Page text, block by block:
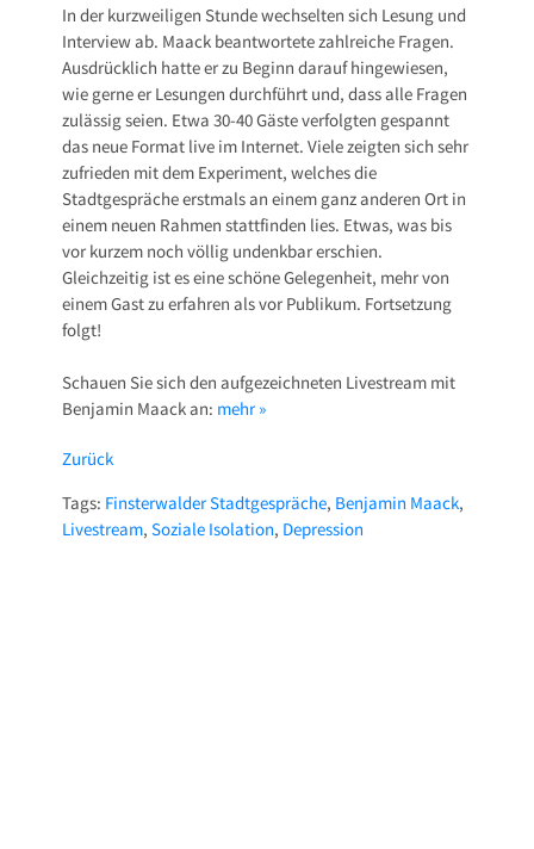
In der kurzweiligen Stunde wechselten sich Lesung und
Interview ab. Maack beantwortete zahlreiche Fragen.
Ausdrücklich hatte er zu Beginn darauf hingewiesen,
wie gerne er Lesungen durchführt und, dass alle Fragen
zulässig seien. Etwa 30-40 Gäste verfolgten gespannt
das neue Format live im Internet. Viele zeigten sich sehr
zufrieden mit dem Experiment, welches die
Stadtgespräche erstmals an einem ganz anderen Ort in
einem neuen Rahmen stattfinden lies. Etwas, was bis
vor kurzem noch völlig undenkbar erschien.
Gleichzeitig ist es eine schöne Gelegenheit, mehr von
einem Gast zu erfahren als vor Publikum. Fortsetzung
folgt!
Schauen Sie sich den aufgezeichneten Livestream mit
Benjamin Maack an: mehr »
Zurück
Tags: Finsterwalder Stadtgespräche, Benjamin Maack,
Livestream,Soziale Isolation, Depression